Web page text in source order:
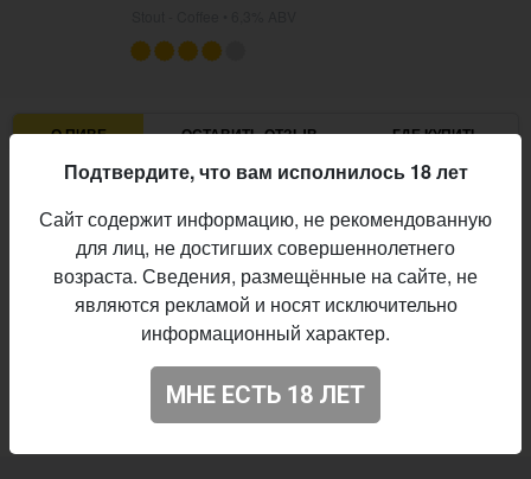
О ПИВЕ ОСТАВИТЬ ОТЗЫВ ГДЕ КУПИТЬ
Стиль:
Stout - Coffee
Алкоголь:
6,3%
выпуска:
13.03.2023
3.943
Подтвердите, что вам исполнилось 18 лет
Сайт содержит информацию, не рекомендованную
для лиц, не достигших совершеннолетнего
возраста. Сведения, размещённые на сайте, не
являются рекламой и носят исключительно
информационный характер.
МНЕ ЕСТЬ 18 ЛЕТ